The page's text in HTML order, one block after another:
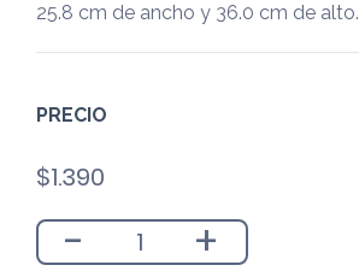
25.8 cm de ancho y 36.0 cm de alto.
PRECIO
$1.390
- +